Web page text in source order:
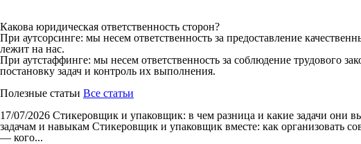
Какова юридическая ответственность сторон?
При аутсорсинге: мы несем ответственность за предоставление
лежит на нас.
При аутстаффинге: мы несем ответственность за соблюдение трудового
постановку задач и контроль их выполнения.
Полезные статьи Все статьи
17/07/2026 Стикеровщик и упаковщик: в чем разница и какие задачи они
задачам и навыкам Стикеровщик и упаковщик вместе: как организовать
— кого...